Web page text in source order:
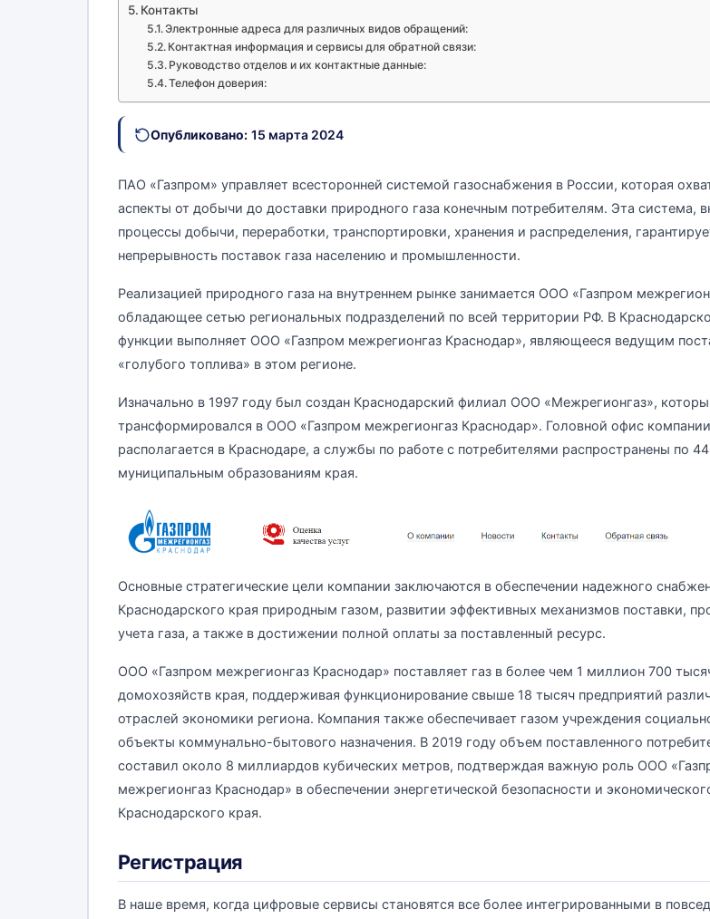
Контакты
Электронные адреса для различных видов обращений:
Контактная информация и сервисы для обратной связи:
Руководство отделов и их контактные данные:
Телефон доверия:
Опубликовано: 15 марта 2024
ПАО «Газпром» управляет всесторонней системой газоснабжения в России, которая
аспекты от добычи до доставки природного газа конечным потребителям. Эта система,
процессы добычи, переработки, транспортировки, хранения и распределения,
непрерывность поставок газа населению и промышленности.
Реализацией природного газа на внутреннем рынке занимается ООО «Газпром
обладающее сетью региональных подразделений по всей территории РФ. В
функции выполняет ООО «Газпром межрегионгаз Краснодар», являющееся ведущим
«голубого топлива» в этом регионе.
Изначально в 1997 году был создан Краснодарский филиал ООО «Межрегионгаз»,
трансформировался в ООО «Газпром межрегионгаз Краснодар». Головной офис компании
располагается в Краснодаре, а службы по работе с потребителями распространены по 44
муниципальным образованиям края.
Основные стратегические цели компании заключаются в обеспечении надежного
Краснодарского края природным газом, развитии эффективных механизмов поставки,
учета газа, а также в достижении полной оплаты за поставленный ресурс.
ООО «Газпром межрегионгаз Краснодар» поставляет газ в более чем 1 миллион 700
домохозяйств края, поддерживая функционирование свыше 18 тысяч предприятий
отраслей экономики региона. Компания также обеспечивает газом учреждения
объекты коммунально-бытового назначения. В 2019 году объем поставленного
составил около 8 миллиардов кубических метров, подтверждая важную роль ООО
межрегионгаз Краснодар» в обеспечении энергетической безопасности и
Краснодарского края.
Регистрация
В наше время, когда цифровые сервисы становятся все более интегрированными в